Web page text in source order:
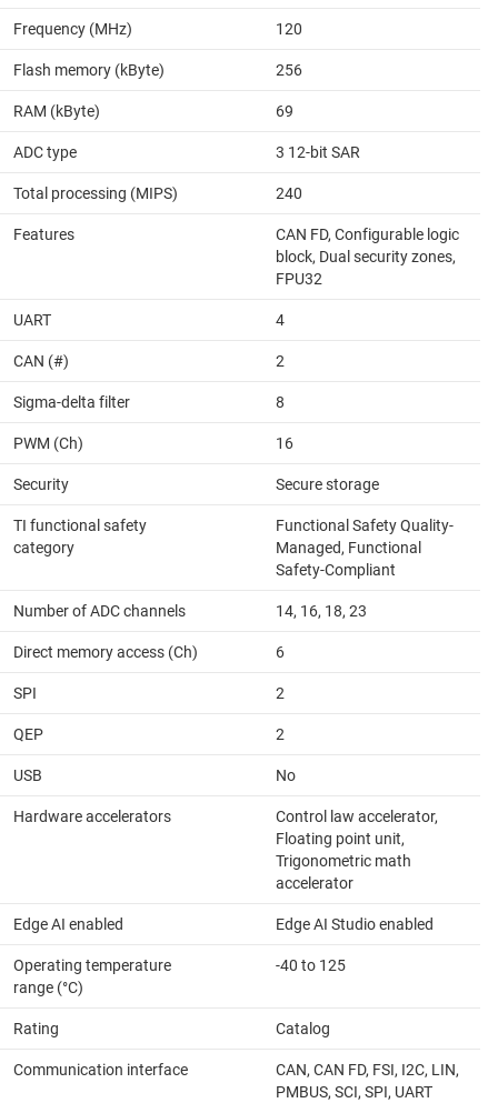
Frequency (MHz) 120
Flash memory (kByte) 256
RAM (kByte) 69
ADC type 3 12-bit SAR
Total processing (MIPS) 240
Features
CAN FD, Configurable logic
block, Dual security zones,
FPU32
UART 4
CAN (#) 2
Sigma-delta filter 8
PWM (Ch) 16
Security Secure storage
TI functional safety
category
Functional Safety Quality-
Managed, Functional
Safety-Compliant
Number of ADC channels 14, 16, 18, 23
Direct memory access (Ch) 6
SPI 2
QEP 2
USB No
Hardware accelerators
Control law accelerator,
Floating point unit,
Trigonometric math
accelerator
Edge AI enabled Edge AI Studio enabled
Operating temperature
range (°C)
-40 to 125
Rating Catalog
Communication interface
CAN, CAN FD, FSI, I2C, LIN,
PMBUS, SCI, SPI, UART